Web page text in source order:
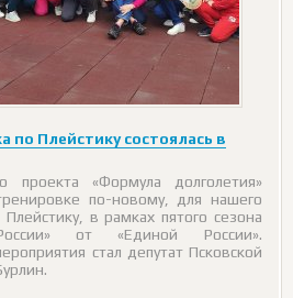
по Плейстику состоялась в
проекта «Формула долголетия»
по-новому, для нашего
в рамках пятого сезона
от «Единой России».
стал депутат Псковской